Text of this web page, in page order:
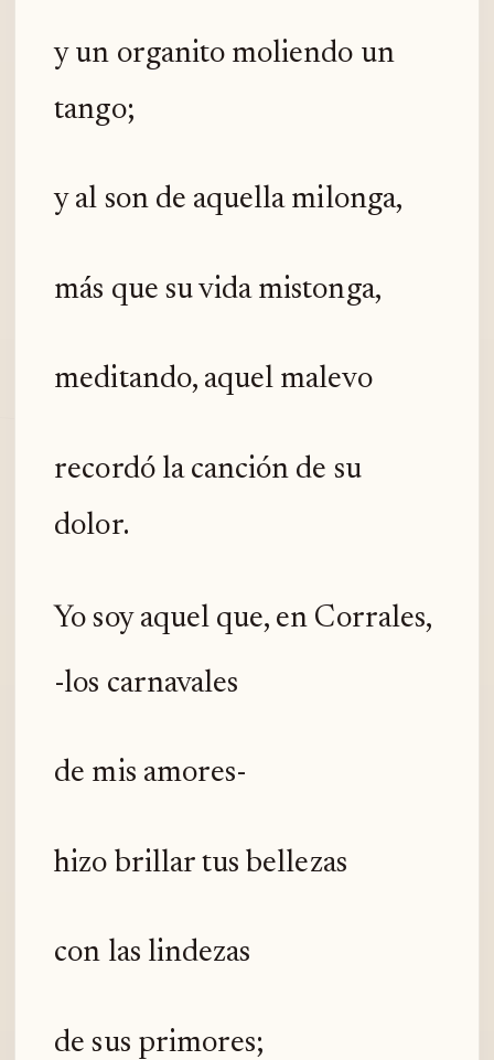
y un organito moliendo un
tango;
y al son de aquella milonga,
más que su vida mistonga,
meditando, aquel malevo
recordó la canción de su
dolor.
Yo soy aquel que, en Corrales,
-los carnavales
de mis amores-
hizo brillar tus bellezas
con las lindezas
de sus primores;